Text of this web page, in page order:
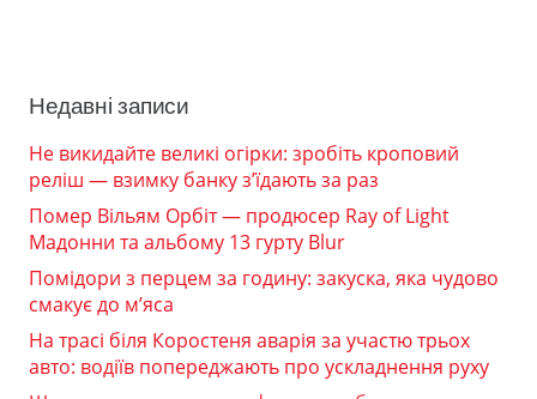
Недавні записи
Не викидайте великі огірки: зробіть кроповий
реліш — взимку банку з’їдають за раз
Помер Вільям Орбіт — продюсер Ray of Light
Мадонни та альбому 13 гурту Blur
Помідори з перцем за годину: закуска, яка чудово
смакує до м’яса
На трасі біля Коростеня аварія за участю трьох
авто: водіїв попереджають про ускладнення руху